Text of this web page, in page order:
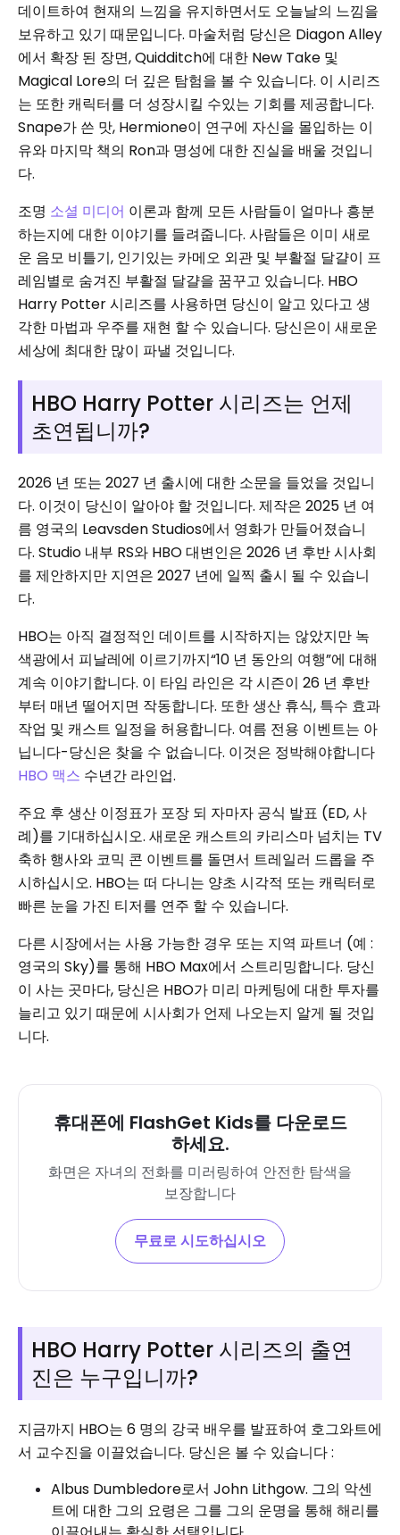
데이트하여 현재의 느낌을 유지하면서도 오늘날의 느낌을
보유하고 있기 때문입니다. 마술처럼 당신은 Diagon Alley
에서 확장 된 장면, Quidditch에 대한 New Take 및
Magical Lore의 더 깊은 탐험을 볼 수 있습니다. 이 시리즈
는 또한 캐릭터를 더 성장시킬 수있는 기회를 제공합니다.
Snape가 쓴 맛, Hermione이 연구에 자신을 몰입하는 이
유와 마지막 책의 Ron과 명성에 대한 진실을 배울 것입니
다.
조명 소셜 미디어 이론과 함께 모든 사람들이 얼마나 흥분
하는지에 대한 이야기를 들려줍니다. 사람들은 이미 새로
운 음모 비틀기, 인기있는 카메오 외관 및 부활절 달걀이 프
레임별로 숨겨진 부활절 달걀을 꿈꾸고 있습니다. HBO
Harry Potter 시리즈를 사용하면 당신이 알고 있다고 생
각한 마법과 우주를 재현 할 수 있습니다. 당신은이 새로운
세상에 최대한 많이 파낼 것입니다.
HBO Harry Potter 시리즈는 언제
초연됩니까?
2026 년 또는 2027 년 출시에 대한 소문을 들었을 것입니
다. 이것이 당신이 알아야 할 것입니다. 제작은 2025 년 여
름 영국의 Leavsden Studios에서 영화가 만들어졌습니
다. Studio 내부 RS와 HBO 대변인은 2026 년 후반 시사회
를 제안하지만 지연은 2027 년에 일찍 출시 될 수 있습니
다.
HBO는 아직 결정적인 데이트를 시작하지는 않았지만 녹
색광에서 피날레에 이르기까지“10 년 동안의 여행”에 대해
계속 이야기합니다. 이 타임 라인은 각 시즌이 26 년 후반
부터 매년 떨어지면 작동합니다. 또한 생산 휴식, 특수 효과
작업 및 캐스트 일정을 허용합니다. 여름 전용 이벤트는 아
닙니다-당신은 찾을 수 없습니다. 이것은 정박해야합니다
HBO 맥스 수년간 라인업.
주요 후 생산 이정표가 포장 되 자마자 공식 발표 (ED, 사
례)를 기대하십시오. 새로운 캐스트의 카리스마 넘치는 TV
축하 행사와 코믹 콘 이벤트를 돌면서 트레일러 드롭을 주
시하십시오. HBO는 떠 다니는 양초 시각적 또는 캐릭터로
빠른 눈을 가진 티저를 연주 할 수 있습니다.
다른 시장에서는 사용 가능한 경우 또는 지역 파트너 (예 :
영국의 Sky)를 통해 HBO Max에서 스트리밍합니다. 당신
이 사는 곳마다, 당신은 HBO가 미리 마케팅에 대한 투자를
늘리고 있기 때문에 시사회가 언제 나오는지 알게 될 것입
니다.
휴대폰에 FlashGet Kids를 다운로드
하세요.
화면은 자녀의 전화를 미러링하여 안전한 탐색을
보장합니다
무료로 시도하십시오
HBO Harry Potter 시리즈의 출연
진은 누구입니까?
지금까지 HBO는 6 명의 강국 배우를 발표하여 호그와트에
서 교수진을 이끌었습니다. 당신은 볼 수 있습니다 :
Albus Dumbledore로서 John Lithgow. 그의 악센
트에 대한 그의 요령은 그를 그의 운명을 통해 해리를